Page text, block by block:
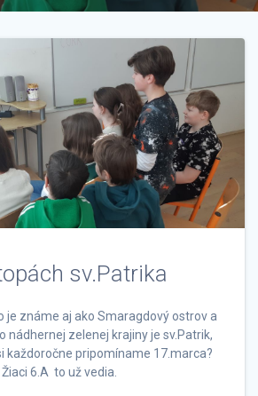
sv.Patrika
je známe aj ako Smaragdový ostrov a
nádhernej zelenej krajiny je sv.Patrik,
každoročne pripomíname 17.marca?
Žiaci 6.A to už vedia.